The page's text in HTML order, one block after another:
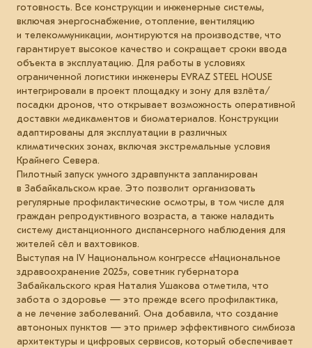
готовность. Все конструкции и инженерные системы,
включая энергоснабжение, отопление, вентиляцию
и телекоммуникации, монтируются на производстве, что
гарантирует высокое качество и сокращает сроки ввода
объекта в эксплуатацию. Для работы в условиях
ограниченной логистики инженеры EVRAZ STEEL HOUSE
интегрировали в проект площадку и зону для взлёта/
посадки дронов, что открывает возможность оперативной
доставки медикаментов и биоматериалов. Конструкции
адаптированы для эксплуатации в различных
климатических зонах, включая экстремальные условия
Крайнего Севера.
Пилотный запуск умного здравпункта запланирован
в Забайкальском крае. Это позволит организовать
регулярные профилактические осмотры, в том числе для
граждан репродуктивного возраста, а также наладить
систему дистанционного диспансерного наблюдения для
жителей сёл и вахтовиков.
Выступая на IV Национальном конгрессе «Национальное
здравоохранение 2025», советник губернатора
Забайкальского края Наталия Ушакова отметила, что
забота о здоровье — это прежде всего профилактика,
а не лечение заболеваний. Она добавила, что создание
автононых пунктов — это пример эффективного симбиоза
архитектуры и цифровых сервисов, который обеспечивает